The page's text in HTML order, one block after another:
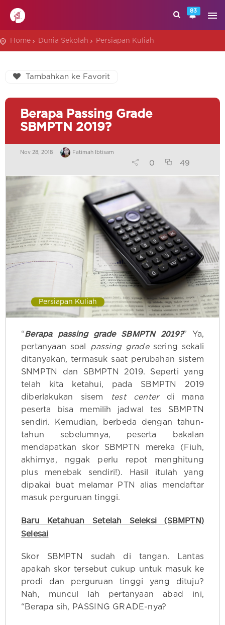
83
Home Dunia Sekolah Persiapan Kuliah
Tambahkan ke Favorit
Berapa Passing Grade
SBMPTN 2019?
Nov 28, 2018 Fatimah Ibtisam
0 49
Persiapan Kuliah
“Berapa passing grade SBMPTN 2019?” Ya,
pertanyaan soal passing gradesering sekali
ditanyakan, termasuk saat perubahan sistem
SNMPTN dan SBMPTN 2019. Seperti yang
telah kita ketahui, pada SBMPTN 2019
diberlakukan sisem
test centerdi mana
peserta bisa memilih jadwal tes SBMPTN
sendiri. Kemudian, berbeda dengan tahun-
tahun sebelumnya, peserta bakalan
mendapatkan skor SBMPTN mereka (Fiuh,
akhirnya, nggak perlu repot menghitung
plus menebak sendiri!). Hasil itulah yang
dipakai buat melamar PTN alias mendaftar
masuk perguruan tinggi.
Baru Ketahuan Setelah Seleksi (SBMPTN)
Selesai
Skor SBMPTN sudah di tangan. Lantas
apakah skor tersebut cukup untuk masuk ke
prodi dan perguruan tinggi yang dituju?
Nah, muncul lah pertanyaan abad ini,
“Berapa sih, PASSING GRADE-nya?